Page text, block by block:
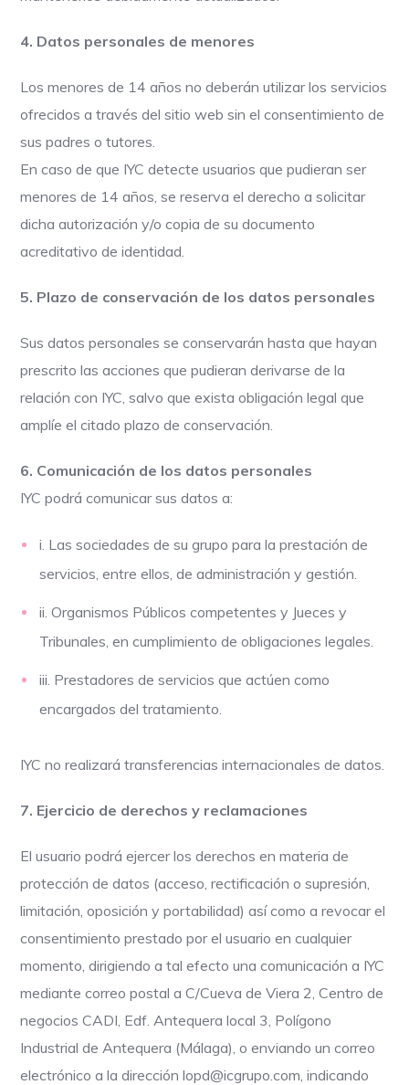
4. Datos personales de menores
Los menores de 14 años no deberán utilizar los servicios
ofrecidos a través del sitio web sin el consentimiento de
sus padres o tutores.
En caso de que IYC detecte usuarios que pudieran ser
menores de 14 años, se reserva el derecho a solicitar
dicha autorización y/o copia de su documento
acreditativo de identidad.
5. Plazo de conservación de los datos personales
Sus datos personales se conservarán hasta que hayan
prescrito las acciones que pudieran derivarse de la
relación con IYC, salvo que exista obligación legal que
amplíe el citado plazo de conservación.
6. Comunicación de los datos personales
IYC podrá comunicar sus datos a:
i. Las sociedades de su grupo para la prestación de
servicios, entre ellos, de administración y gestión.
ii. Organismos Públicos competentes y Jueces y
Tribunales, en cumplimiento de obligaciones legales.
iii. Prestadores de servicios que actúen como
encargados del tratamiento.
IYC no realizará transferencias internacionales de datos.
7. Ejercicio de derechos y reclamaciones
El usuario podrá ejercer los derechos en materia de
protección de datos (acceso, rectificación o supresión,
limitación, oposición y portabilidad) así como a revocar el
consentimiento prestado por el usuario en cualquier
momento, dirigiendo a tal efecto una comunicación a IYC
mediante correo postal a C/Cueva de Viera 2, Centro de
negocios CADI, Edf. Antequera local 3, Polígono
Industrial de Antequera (Málaga), o enviando un correo
electrónico a la dirección lopd@icgrupo.com, indicando